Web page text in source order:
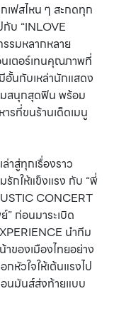
ฟสไหน ๆ สะกดทุก
กับ “INLOVE
รมหลากหลาย
นเตอร์เทนคุณภาพที่
นกับเหล่านักแสดง
สนุกสุดฟิน พร้อม
รที่ขนร้านเด็ดเมนู
าสู่ทุกเรื่องราว
รักให้แข็งแรง กับ “พี่
CONCERT
” ก่อนมาระเบิด
นำทีม
องเมืองไทยอย่าง
หัวใจให้เต้นแรงไป
นมันส์ส่งท้ายแบบ